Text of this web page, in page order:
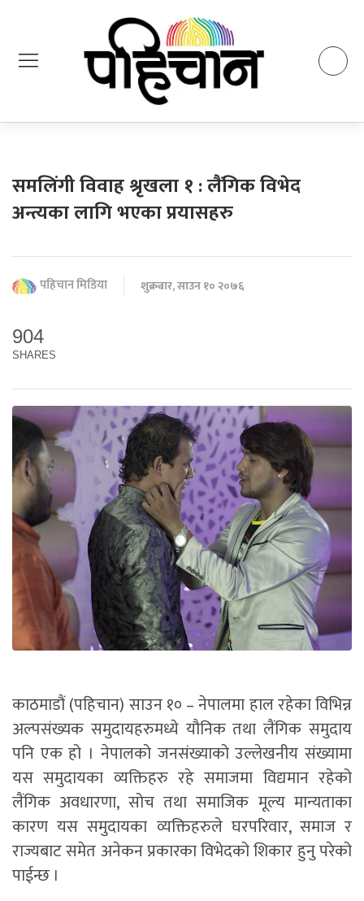
समलिंगी विवाह श्रृखला १ : लैंगिक विभेद
अन्त्यका लागि भएका प्रयासहरु
पहिचान मिडिया शुक्रबार, साउन १० २०७६
904
SHARES
काठमाडौं (पहिचान) साउन १० – नेपालमा हाल रहेका विभिन्न
अल्पसंख्यक समुदायहरुमध्ये यौनिक तथा लैंगिक समुदाय
पनि एक हो । नेपालको जनसंख्याको उल्लेखनीय संख्यामा
यस समुदायका व्यक्तिहरु रहे समाजमा विद्यमान रहेको
लैंगिक अवधारणा, सोच तथा समाजिक मूल्य मान्यताका
कारण यस समुदायका व्यक्तिहरुले घरपरिवार, समाज र
राज्यबाट समेत अनेकन प्रकारका विभेदको शिकार हुनु परेको
पाईन्छ ।